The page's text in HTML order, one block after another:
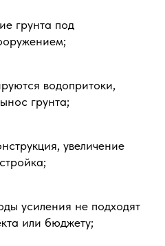
грунта под
водопритоки,
грунта;
увеличение
усиления не подходят
или бюджету;